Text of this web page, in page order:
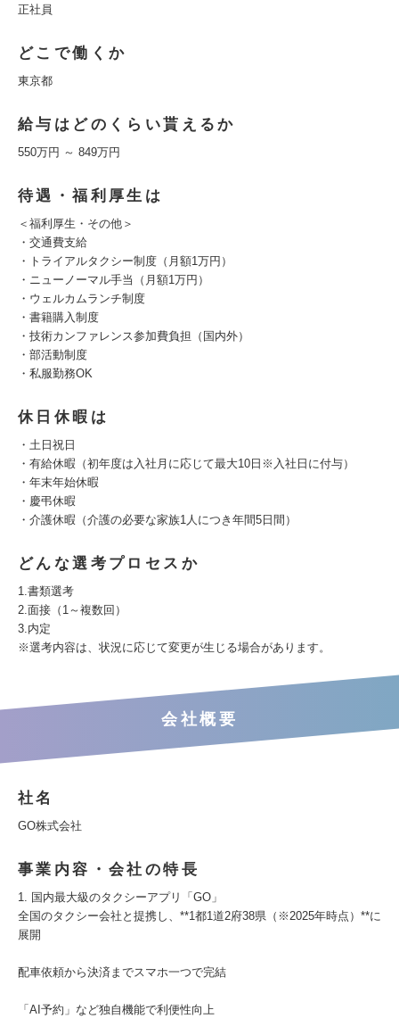
正社員
どこで働くか
東京都
給与はどのくらい貰えるか
550万円 ～ 849万円
待遇・福利厚生は
＜福利厚生・その他＞
・交通費支給
・トライアルタクシー制度（月額1万円）
・ニューノーマル手当（月額1万円）
・ウェルカムランチ制度
・書籍購入制度
・技術カンファレンス参加費負担（国内外）
・部活動制度
・私服勤務OK
休日休暇は
・土日祝日
・有給休暇（初年度は入社月に応じて最大10日※入社日に付与）
・年末年始休暇
・慶弔休暇
・介護休暇（介護の必要な家族1人につき年間5日間）
どんな選考プロセスか
1.書類選考
2.面接（1～複数回）
3.内定
※選考内容は、状況に応じて変更が生じる場合があります。
会社概要
社名
GO株式会社
事業内容・会社の特長
1. 国内最大級のタクシーアプリ「GO」
全国のタクシー会社と提携し、**1都1道2府38県（※2025年時点）**に
展開
配車依頼から決済までスマホ一つで完結
「AI予約」など独自機能で利便性向上